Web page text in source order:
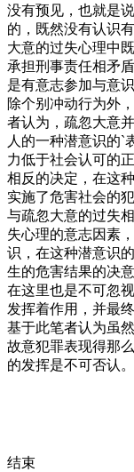
没有预见，也就是
的，既然没有认识
大意的过失心理中
承担刑事责任相矛
是有意志参加与意
除个别冲动行为外
者认为，疏忽大意
人的一种潜意识的`
力低于社会认可的
相反的决定，在这
实施了危害社会的犯
与疏忽大意的过失
失心理的意志因素
识，在这种潜意识
生的危害结果的决
在这里也是不可忽
发挥着作用，并最
基于此笔者认为虽
故意犯罪表现得那
的发挥是不可否认。
结束